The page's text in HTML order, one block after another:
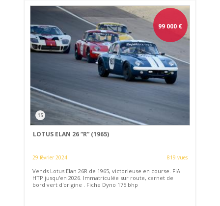
99 000 €
15
LOTUS ELAN 26 “R” (1965)
29 février 2024 819 vues
Vends Lotus Elan 26R de 1965, victorieuse en course. FIA
HTP jusqu'en 2026. Immatriculée sur route, carnet de
bord vert d'origine . Fiche Dyno 175 bhp